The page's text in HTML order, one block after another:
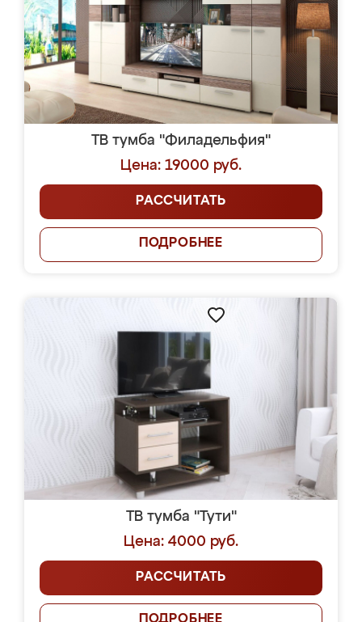
ТВ тумба "Филадельфия"
Цена: 19000 руб.
РАССЧИТАТЬ
ПОДРОБНЕЕ
ТВ тумба "Тути"
Цена: 4000 руб.
РАССЧИТАТЬ